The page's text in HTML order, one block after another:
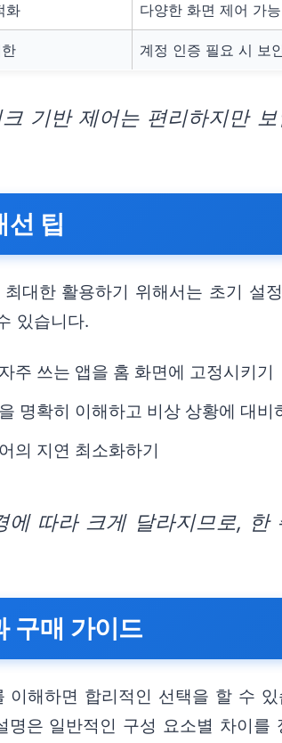
화 다양한 화면 제어 가능
계정 인증 필요 시 보
기반 제어는 편리하지만
선 팁
대한 활용하기 위해서는 초기 설
있습니다.
주 쓰는 앱을 홈 화면에 고정시키기
명확히 이해하고 비상 상황에 대비
의 지연 최소화하기
에 따라 크게 달라지므로,
구매 가이드
이해하면 합리적인 선택을 할 수
명은 일반적인 구성 요소별 차이를